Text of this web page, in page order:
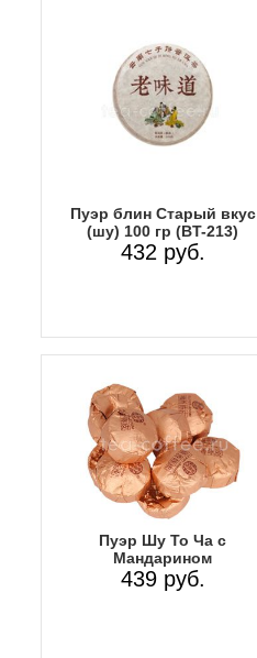
Пуэр блин Старый вкус
(шу) 100 гр (BT-213)
432 руб.
Пуэр Шу То Ча с
Мандарином
439 руб.